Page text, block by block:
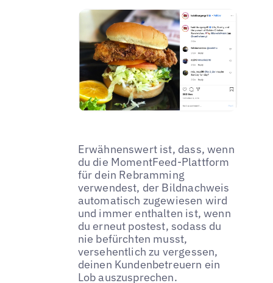
Erwähnenswert ist, dass, wenn
du die MomentFeed-Plattform
für dein Rebramming
verwendest, der Bildnachweis
automatisch zugewiesen wird
und immer enthalten ist, wenn
du erneut postest, sodass du
nie befürchten musst,
versehentlich zu vergessen,
deinen Kundenbetreuern ein
Lob auszusprechen.